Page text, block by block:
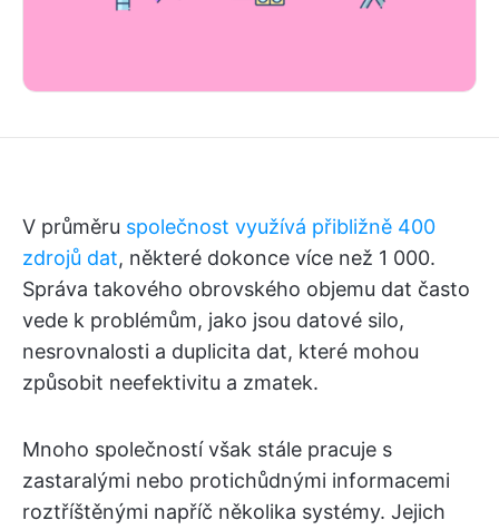
V průměru společnost využívá přibližně 400
zdrojů dat, některé dokonce více než 1 000.
Správa takového obrovského objemu dat často
vede k problémům, jako jsou datové silo,
nesrovnalosti a duplicita dat, které mohou
způsobit neefektivitu a zmatek.
Mnoho společností však stále pracuje s
zastaralými nebo protichůdnými informacemi
roztříštěnými napříč několika systémy. Jejich